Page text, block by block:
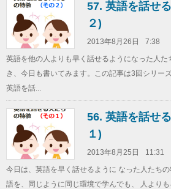
57. 英語を話せ
２)
2013年8月26日
7:38
英語を他の人よりも早く話せるようになった人
き、今日も書いてみます。この記事は3回シリー
英語を話...
56. 英語を話せ
１)
2013年8月25日
11:31
今日は、英語を早く話せるように なった人たち
語を、同じように同じ環境で学んでも、 人より